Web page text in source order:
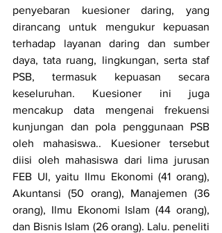
penyebaran kuesioner daring, yang
dirancang untuk mengukur kepuasan
terhadap layanan daring dan sumber
daya, tata ruang, lingkungan, serta staf
PSB, termasuk kepuasan secara
keseluruhan. Kuesioner ini juga
mencakup data mengenai frekuensi
kunjungan dan pola penggunaan PSB
oleh mahasiswa.. Kuesioner tersebut
diisi oleh mahasiswa dari lima jurusan
FEB UI, yaitu Ilmu Ekonomi (41 orang),
Akuntansi (50 orang), Manajemen (36
orang), Ilmu Ekonomi Islam (44 orang),
dan Bisnis Islam (26 orang). Lalu. peneliti